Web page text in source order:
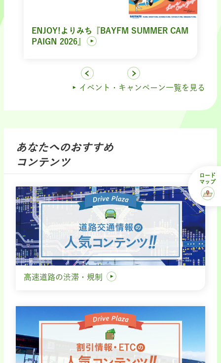
ENJOY!よりみち『BAYFM SUMMER CAM
PAIGN 2026』
イベント・キャンペーン一覧を見る
あなたへのおすすめ
コンテンツ
高速道路の渋滞・規制
ロード
マップ